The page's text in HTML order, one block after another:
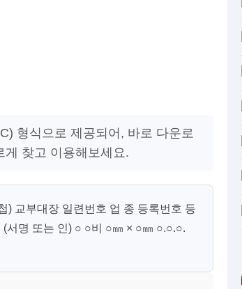
형식으로 제공되어, 바로 다운로
게 찾고 이용해보세요.
) 교부대장 일련번호 업 종 등록번호 등
서명 또는 인) ○ ○비 ○㎜ × ○㎜ ○.○.○.